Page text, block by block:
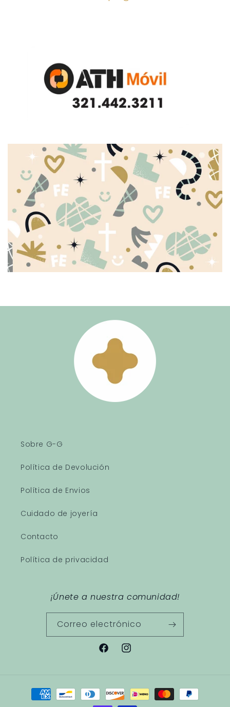
Sobre G-G
Política de Devolución
Política de Envios
Cuidado de joyería
Contacto
Política de privacidad
¡Únete a nuestra comunidad!
Correo electrónico
FacebookInstagram
Formas